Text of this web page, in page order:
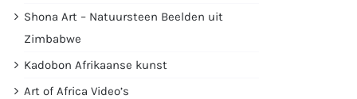
Shona Art – Natuursteen Beelden uit
Zimbabwe
Kadobon Afrikaanse kunst
Art of Africa Video’s